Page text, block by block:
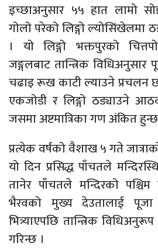
इच्छाअनुसार ५५ हात लामो
गोलो परेको लिङ्गो ल्योसिंखेलमा
। यो लिङ्गो भक्तपुरको
जङ्गलबाट तान्त्रिक
चढाइ रूख काटी ल्याउने प्रचलन छ
एकजोडी र लिङ्गो ठड्याउने
जसमा अष्टमात्रिका गण अंकित
प्रत्येक वर्षको वैशाख ५ गते
यो दिन प्रसिद्ध पाँचतले
तानेर पाँचतले मन्दिरको
भैरवको मुख्य देउतालाई पूजा
भित्र्याएपछि तान्त्रिक
गरिन्छ ।